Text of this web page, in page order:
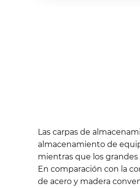
Las carpas de
almacenamiento de
mientras que los
En comparación con la
de acero y madera